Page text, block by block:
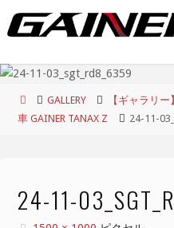
ン
ン
ホ
ー
GALLERY
【ギャラリー
車 GAINER TANAX Z
24-11-
24-11-